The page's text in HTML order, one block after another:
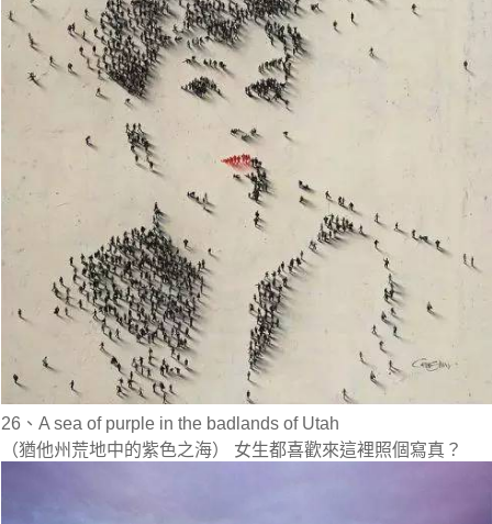
26、A sea of purple in the badlands of Utah
（猶他州荒地中的紫色之海） 女生都喜歡來這裡照個寫真？